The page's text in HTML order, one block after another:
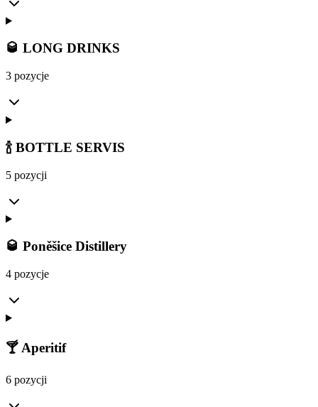
🥃 LONG DRINKS
3 pozycje
🍾 BOTTLE SERVIS
5 pozycji
🥃 Poněšice Distillery
4 pozycje
🍸 Aperitif
6 pozycji